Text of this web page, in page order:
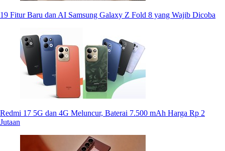
19 Fitur Baru dan AI Samsung Galaxy Z Fold 8 yang Wajib Dicoba
Redmi 17 5G dan 4G Meluncur, Baterai 7.500 mAh Harga Rp 2
Jutaan